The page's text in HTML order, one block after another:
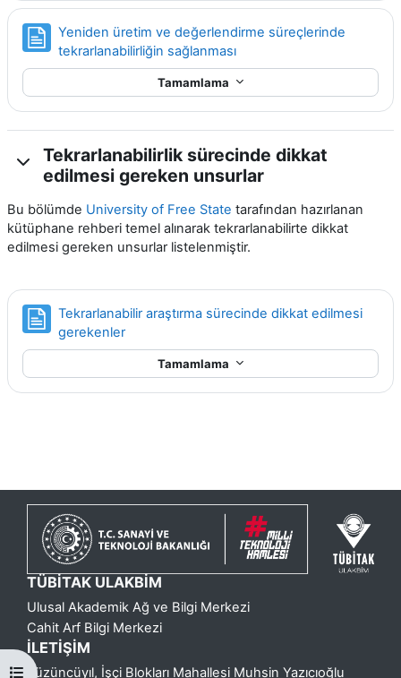
Kurs dizinini aç
Yeniden üretim ve değerlendirme süreçlerinde
tekrarlanabilirliğin sağlanmasıSayfa
Tamamlama
Tekrarlanabilirlik sürecinde dikkat
edilmesi gereken unsurlar
Bu bölümde University of Free State tarafından hazırlanan
kütüphane rehberi temel alınarak tekrarlanabilirte dikkat
edilmesi gereken unsurlar listelenmiştir.
Tekrarlanabilir araştırma sürecinde dikkat edilmesi
gerekenlerSayfa
Tamamlama
TÜBİTAK ULAKBİM
Ulusal Akademik Ağ ve Bilgi Merkezi
Cahit Arf Bilgi Merkezi
İLETİŞİM
Yüzüncüyıl, İşçi Blokları Mahallesi Muhsin Yazıcıoğlu